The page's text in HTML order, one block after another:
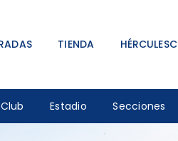
TIENDA
Club Estadio Secciones
TIENDA